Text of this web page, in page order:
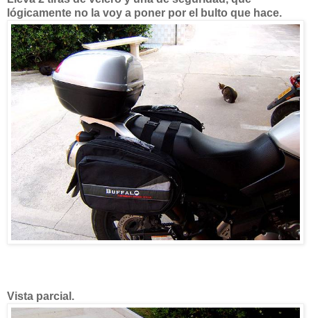
lógicamente no la voy a poner por el bulto que hace.
Vista parcial.